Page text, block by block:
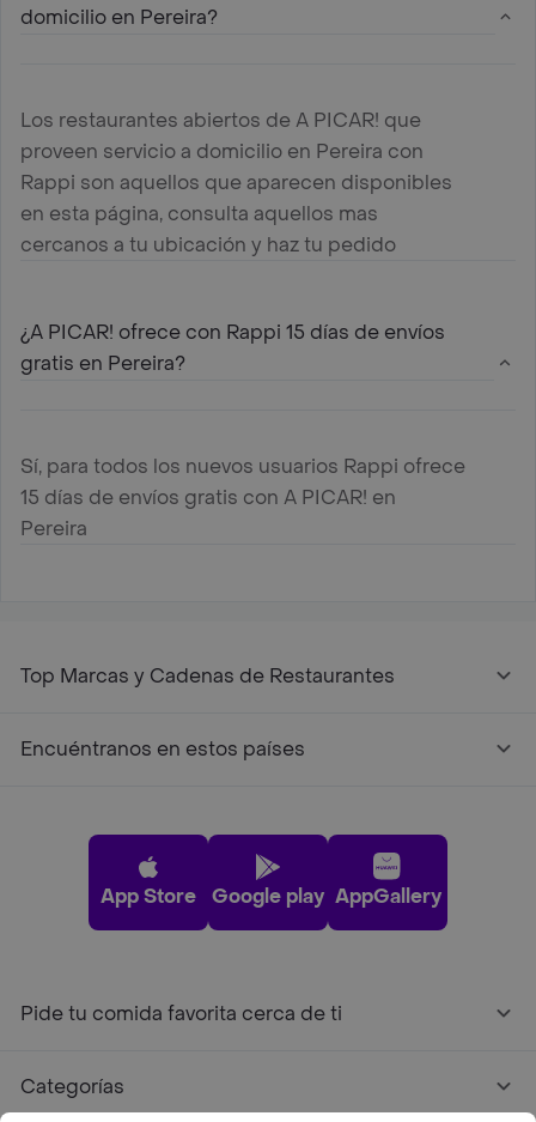
domicilio en Pereira?
Los restaurantes abiertos de A PICAR! que
proveen servicio a domicilio en Pereira con
Rappi son aquellos que aparecen disponibles
en esta página, consulta aquellos mas
cercanos a tu ubicación y haz tu pedido
¿A PICAR! ofrece con Rappi 15 días de envíos
gratis en Pereira?
Sí, para todos los nuevos usuarios Rappi ofrece
15 días de envíos gratis con A PICAR! en
Pereira
Top Marcas y Cadenas de Restaurantes
Encuéntranos en estos países
App Store Google play AppGallery
Pide tu comida favorita cerca de ti
Categorías